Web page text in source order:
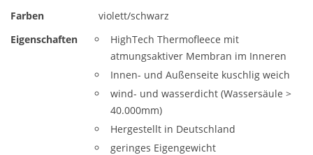
Farben
violett/schwarz
Eigenschaften
HighTech Thermofleece mit
atmungsaktiver Membran im Inneren
Innen- und Außenseite kuschlig weich
wind- und wasserdicht (Wassersäule >
40.000mm)
Hergestellt in Deutschland
geringes Eigengewicht